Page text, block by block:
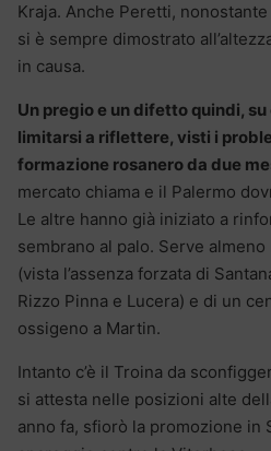
Kraja. Anche Peretti,
si è sempre dimostrato
in causa.
Un pregio e un difetto quindi,
limitarsi a riflettere, visti i
formazione rosanero da due
mercato chiama e il Palermo
Le altre hanno già iniziato a
sembrano al palo. Serve almeno
(vista l’assenza forzata di
Rizzo Pinna e Lucera) e di un
ossigeno a Martin.
Intanto c’è il Troina da
si attesta nelle posizioni alte
anno fa, sfiorò la promozione in